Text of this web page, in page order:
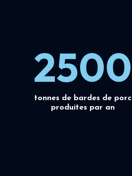
2500
tonnes de bardes de porc
produites par an